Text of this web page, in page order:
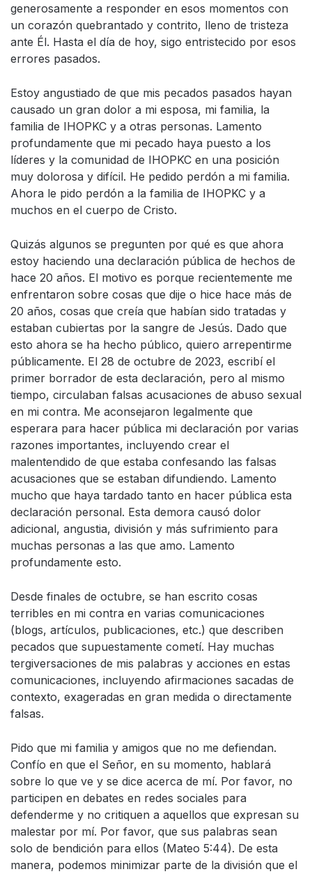
generosamente a responder en esos momentos con
un corazón quebrantado y contrito, lleno de tristeza
ante Él. Hasta el día de hoy, sigo entristecido por esos
errores pasados.
Estoy angustiado de que mis pecados pasados hayan
causado un gran dolor a mi esposa, mi familia, la
familia de IHOPKC y a otras personas. Lamento
profundamente que mi pecado haya puesto a los
líderes y la comunidad de IHOPKC en una posición
muy dolorosa y difícil. He pedido perdón a mi familia.
Ahora le pido perdón a la familia de IHOPKC y a
muchos en el cuerpo de Cristo.
Quizás algunos se pregunten por qué es que ahora
estoy haciendo una declaración pública de hechos de
hace 20 años. El motivo es porque recientemente me
enfrentaron sobre cosas que dije o hice hace más de
20 años, cosas que creía que habían sido tratadas y
estaban cubiertas por la sangre de Jesús. Dado que
esto ahora se ha hecho público, quiero arrepentirme
públicamente. El 28 de octubre de 2023, escribí el
primer borrador de esta declaración, pero al mismo
tiempo, circulaban falsas acusaciones de abuso sexual
en mi contra. Me aconsejaron legalmente que
esperara para hacer pública mi declaración por varias
razones importantes, incluyendo crear el
malentendido de que estaba confesando las falsas
acusaciones que se estaban difundiendo. Lamento
mucho que haya tardado tanto en hacer pública esta
declaración personal. Esta demora causó dolor
adicional, angustia, división y más sufrimiento para
muchas personas a las que amo. Lamento
profundamente esto.
Desde finales de octubre, se han escrito cosas
terribles en mi contra en varias comunicaciones
(blogs, artículos, publicaciones, etc.) que describen
pecados que supuestamente cometí. Hay muchas
tergiversaciones de mis palabras y acciones en estas
comunicaciones, incluyendo afirmaciones sacadas de
contexto, exageradas en gran medida o directamente
falsas.
Pido que mi familia y amigos que no me defiendan.
Confío en que el Señor, en su momento, hablará
sobre lo que ve y se dice acerca de mí. Por favor, no
participen en debates en redes sociales para
defenderme y no critiquen a aquellos que expresan su
malestar por mí. Por favor, que sus palabras sean
solo de bendición para ellos (Mateo 5:44). De esta
manera, podemos minimizar parte de la división que el